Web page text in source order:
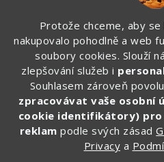
Protože chceme, aby
nakupovalo pohodlně a web
soubory cookies. Slouží
zlepšování služeb i
Souhlasem zároveň
zpracovávat vaše osobní
cookie identifikátory) pro
reklam podle svých zásad
Privacy a